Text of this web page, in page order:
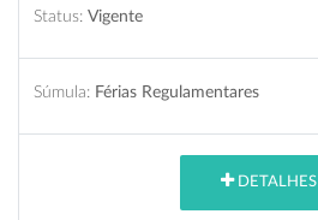
Status: Vigente
Súmula: Férias Regulamentares
DETALHES